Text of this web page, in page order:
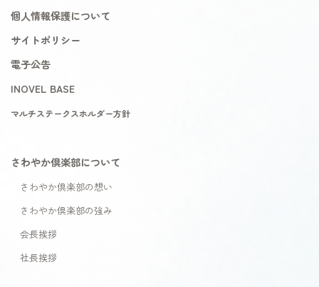
個人情報保護について
サイトポリシー
電子公告
INOVEL BASE
マルチステークスホルダー方針
さわやか倶楽部について
さわやか倶楽部の想い
さわやか倶楽部の強み
会長挨拶
社長挨拶